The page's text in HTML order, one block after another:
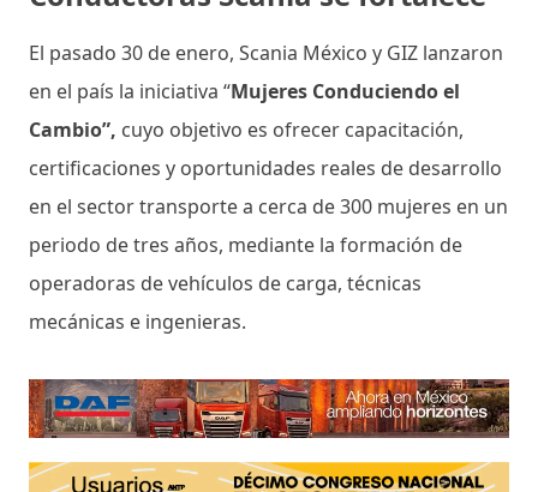
El pasado 30 de enero, Scania México y GIZ lanzaron
en el país la iniciativa “Mujeres Conduciendo el
Cambio”, cuyo objetivo es ofrecer capacitación,
certificaciones y oportunidades reales de desarrollo
en el sector transporte a cerca de 300 mujeres en un
periodo de tres años, mediante la formación de
operadoras de vehículos de carga, técnicas
mecánicas e ingenieras.